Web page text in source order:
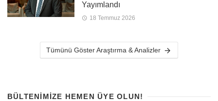
Yayımlandı
18 Temmuz 2026
Tümünü Göster Araştırma & Analizler
BÜLTENIMIZE HEMEN ÜYE OLUN!